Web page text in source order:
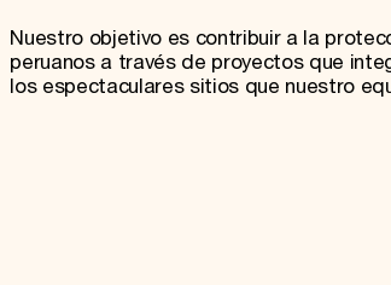
Nuestro objetivo es contribuir a la
peruanos a través de proyectos que
los espectaculares sitios que nuestro